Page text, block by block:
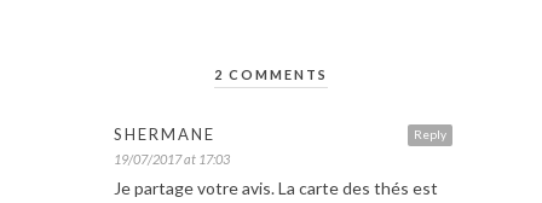
2 COMMENTS
Reply
SHERMANE
19/07/2017 at 17:03
Je partage votre avis. La carte des thés est